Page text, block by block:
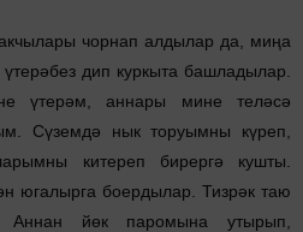
чорнап алдылар да, миңа
дип куркыта башладылар.
үтерәм, аннары мине теләсә
Сүземдә нык торуымны күреп,
китереп бирергә кушты.
югалырга боердылар. Тизрәк таю
Аннан йөк паромына утырып,